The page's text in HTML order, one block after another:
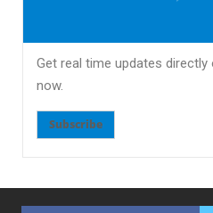
Get real time updates directly
now.
Subscribe